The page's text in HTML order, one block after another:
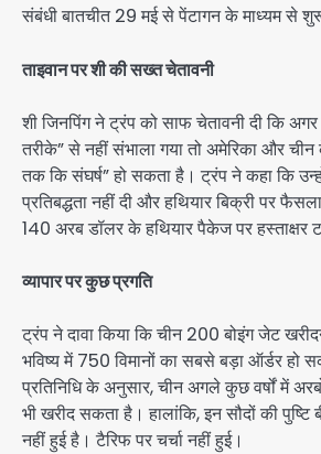
संबंधी बातचीत 29 मई से पेंटागन के माध्यम से
ताइवान पर शी की सख्त चेतावनी
शी जिनपिंग ने ट्रंप को साफ चेतावनी दी कि अगर
तरीके” से नहीं संभाला गया तो अमेरिका और
तक कि संघर्ष” हो सकता है। ट्रंप ने कहा कि
प्रतिबद्धता नहीं दी और हथियार बिक्री पर
140 अरब डॉलर के हथियार पैकेज पर हस्ताक्षर
व्यापार पर कुछ प्रगति
ट्रंप ने दावा किया कि चीन 200 बोइंग जेट
भविष्य में 750 विमानों का सबसे बड़ा ऑर्डर हो
प्रतिनिधि के अनुसार, चीन अगले कुछ वर्षों में
भी खरीद सकता है। हालांकि, इन सौदों की पुष्टि
नहीं हुई है। टैरिफ पर चर्चा नहीं हुई।